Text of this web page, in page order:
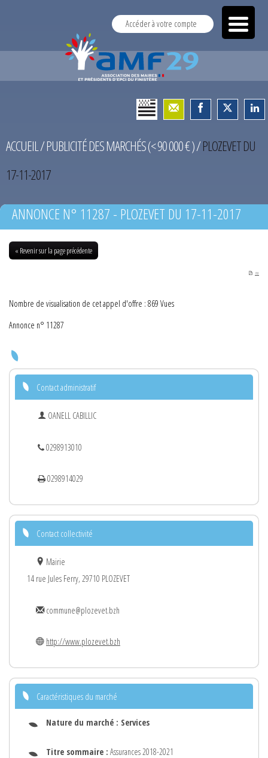
Accéder à votre compte
ACCUEIL/PUBLICITÉ DES MARCHÉS (< 90 000 € )/PLOZEVET DU
17-11-2017
ANNONCE N° 11287 - PLOZEVET DU 17-11-2017
« Revenir sur la page précédente
PDF
Nombre de visualisation de cet appel d'offre : 869 Vues
Annonce n° 11287
Contact administratif
OANELL CABILLIC
0298913010
0298914029
Contact collectivité
Mairie
14 rue Jules Ferry, 29710 PLOZEVET
commune@plozevet.bzh
http://www.plozevet.bzh
Caractéristiques du marché
Nature du marché : Services
Titre sommaire : Assurances 2018-2021